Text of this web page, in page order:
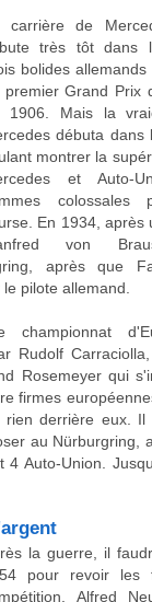
carrière de
très tôt dans
bolides
premier Grand Prix
1906. Mais la
débuta dans
montrer la
et Auto-
colossales
En 1934, après
von
après que
pilote allemand.
Rudolf
Rosemeyer qui
firmes
rien derrière eux.
au Nürburgring,
4 Auto-Union.
la guerre, il
pour revoir les
Alfred